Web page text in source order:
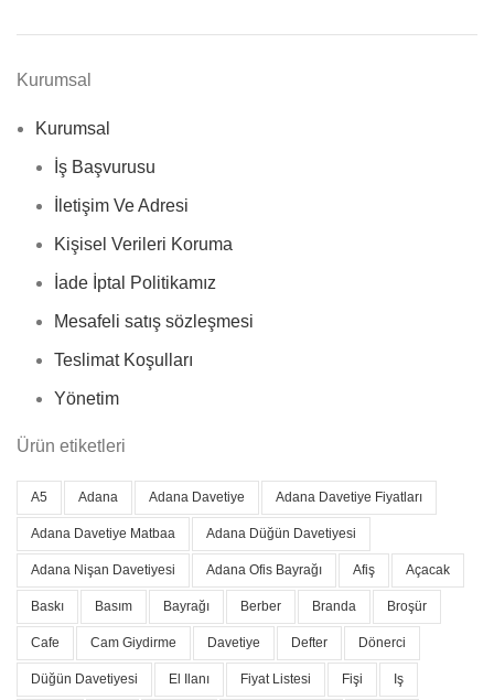
Kurumsal
Kurumsal
İş Başvurusu
İletişim Ve Adresi
Kişisel Verileri Koruma
İade İptal Politikamız
Mesafeli satış sözleşmesi
Teslimat Koşulları
Yönetim
Ürün etiketleri
A5 Adana Adana Davetiye Adana Davetiye Fiyatları
Adana Davetiye Matbaa Adana Düğün Davetiyesi
Adana Nişan Davetiyesi Adana Ofis Bayrağı Afiş Açacak
Baskı Basım Bayrağı Berber Branda Broşür
Cafe Cam Giydirme Davetiye Defter Dönerci
Düğün Davetiyesi El Ilanı Fiyat Listesi Fişi Iş